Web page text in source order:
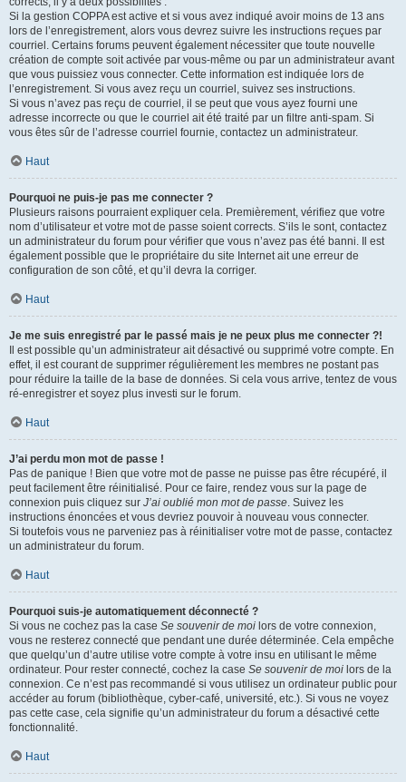
Si la gestion COPPA est active et si vous avez indiqué avoir moins de 13 ans
lors de l’enregistrement, alors vous devrez suivre les instructions reçues par
courriel. Certains forums peuvent également nécessiter que toute nouvelle
création de compte soit activée par vous-même ou par un administrateur avant
que vous puissiez vous connecter. Cette information est indiquée lors de
l’enregistrement. Si vous avez reçu un courriel, suivez ses instructions.
Si vous n’avez pas reçu de courriel, il se peut que vous ayez fourni une
adresse incorrecte ou que le courriel ait été traité par un filtre anti-spam. Si
vous êtes sûr de l’adresse courriel fournie, contactez un administrateur.
Haut
Pourquoi ne puis-je pas me connecter ?
Plusieurs raisons pourraient expliquer cela. Premièrement, vérifiez que votre
nom d’utilisateur et votre mot de passe soient corrects. S’ils le sont, contactez
un administrateur du forum pour vérifier que vous n’avez pas été banni. Il est
également possible que le propriétaire du site Internet ait une erreur de
configuration de son côté, et qu’il devra la corriger.
Haut
Je me suis enregistré par le passé mais je ne peux plus me connecter ?!
Il est possible qu’un administrateur ait désactivé ou supprimé votre compte. En
effet, il est courant de supprimer régulièrement les membres ne postant pas
pour réduire la taille de la base de données. Si cela vous arrive, tentez de vous
ré-enregistrer et soyez plus investi sur le forum.
Haut
J’ai perdu mon mot de passe !
Pas de panique ! Bien que votre mot de passe ne puisse pas être récupéré, il
peut facilement être réinitialisé. Pour ce faire, rendez vous sur la page de
connexion puis cliquez sur J’ai oublié mon mot de passe. Suivez les
instructions énoncées et vous devriez pouvoir à nouveau vous connecter.
Si toutefois vous ne parveniez pas à réinitialiser votre mot de passe, contactez
un administrateur du forum.
Haut
Pourquoi suis-je automatiquement déconnecté ?
Si vous ne cochez pas la case Se souvenir de moi lors de votre connexion,
vous ne resterez connecté que pendant une durée déterminée. Cela empêche
que quelqu’un d’autre utilise votre compte à votre insu en utilisant le même
ordinateur. Pour rester connecté, cochez la case Se souvenir de moi lors de la
connexion. Ce n’est pas recommandé si vous utilisez un ordinateur public pour
accéder au forum (bibliothèque, cyber-café, université, etc.). Si vous ne voyez
pas cette case, cela signifie qu’un administrateur du forum a désactivé cette
fonctionnalité.
Haut